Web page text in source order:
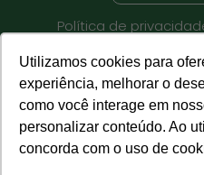
Utilizamos cookies para
experiência, melhorar o
como você interage em
personalizar conteúdo. Ao
concorda com o uso de
Política de
Copyright © 2026 Cisbra
Site desenvolvido por